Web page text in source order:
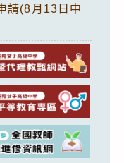
請(8月13日中